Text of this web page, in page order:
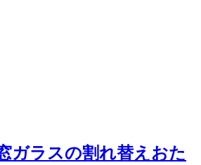
ガラスの割れ替えおた